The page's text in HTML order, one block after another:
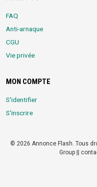
FAQ
Anti-arnaque
CGU
Vie privée
MON COMPTE
S'identifier
S'inscrire
© 2026 Annonce Flash. Tous
Group ||